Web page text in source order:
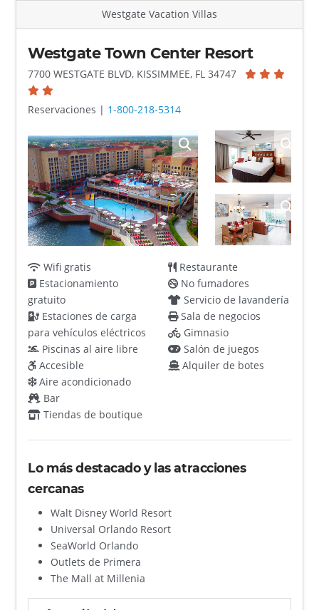
Westgate Vacation Villas
Westgate Town Center Resort
7700 WESTGATE BLVD, KISSIMMEE, FL 34747
Reservaciones | 1-800-218-5314
Wifi gratis
Estacionamiento
gratuito
Estaciones de carga
para vehículos eléctricos
Piscinas al aire libre
Accesible
Aire acondicionado
Bar
Tiendas de boutique
Restaurante
No fumadores
Servicio de lavandería
Sala de negocios
Gimnasio
Salón de juegos
Alquiler de botes
Lo más destacado y las atracciones
cercanas
Walt Disney World Resort
Universal Orlando Resort
SeaWorld Orlando
Outlets de Primera
The Mall at Millenia